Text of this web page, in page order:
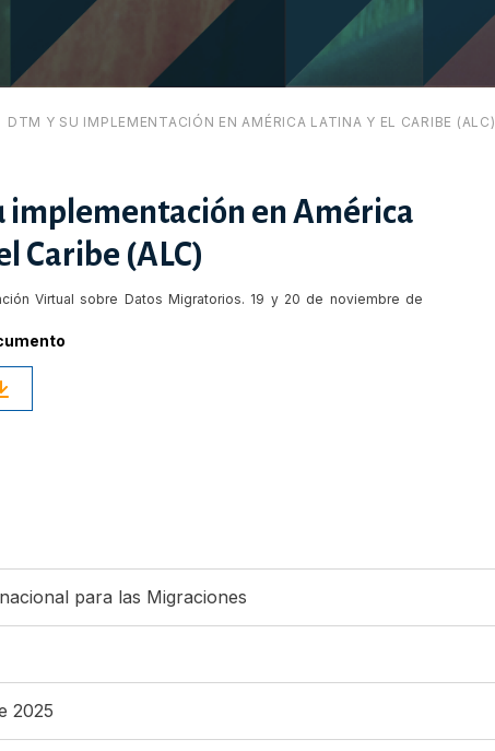
DTM Y SU IMPLEMENTACIÓN EN AMÉRICA LATINA Y EL CARIBE (ALC)
implementación en América
Caribe (ALC)
Virtual sobre Datos Migratorios. 19 y 20 de noviembre de
para las Migraciones
2025